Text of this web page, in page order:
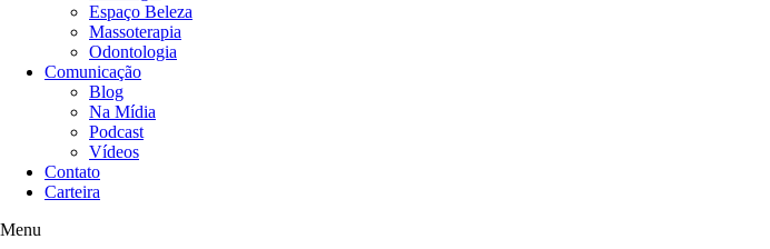
Espaço Beleza
Massoterapia
Odontologia
Comunicação
Blog
Na Mídia
Podcast
Vídeos
Contato
Carteira
Menu